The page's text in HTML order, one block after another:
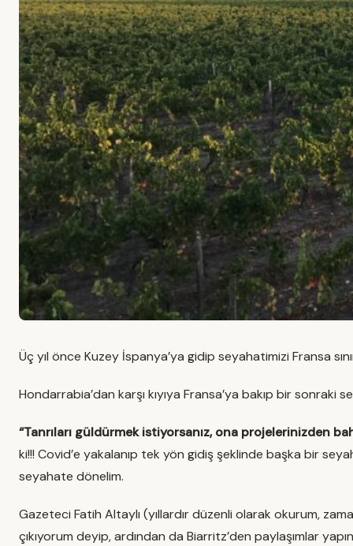
Üç yıl önce Kuzey İspanya’ya gidip seyahatimizi Fransa
Hondarrabia’dan karşı kıyıya Fransa’ya bakıp bir sonraki
“Tanrıları güldürmek istiyorsanız, ona projelerinizden
ki!!! Covid’e yakalanıp tek yön gidiş şeklinde başka bir
seyahate dönelim.
Gazeteci Fatih Altaylı (yıllardır düzenli olarak okurum,
çıkıyorum deyip, ardından da Biarritz’den paylaşımlar